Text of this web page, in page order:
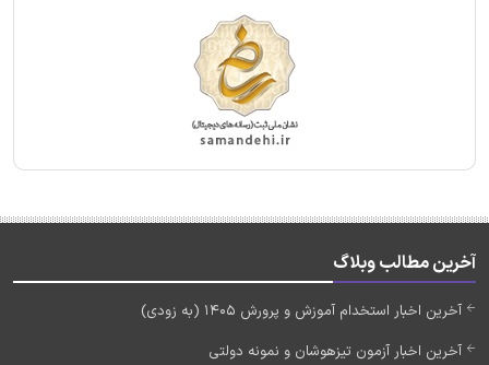
آخرین مطالب وبلاگ
آخرین اخبار استخدام آموزش و پرورش 1405 (به زودی)
آخرین اخبار آزمون تیزهوشان و نمونه دولتی